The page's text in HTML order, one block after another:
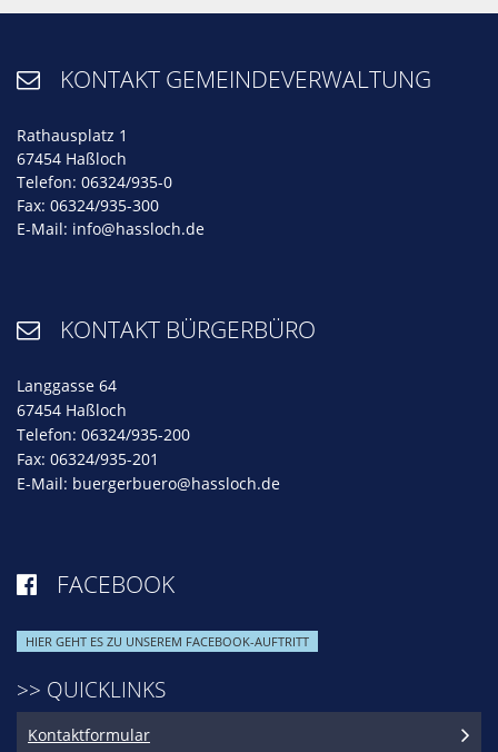
 KONTAKT GEMEINDEVERWALTUNG
Rathausplatz 1
67454 Haßloch
Telefon: 06324/935-0
Fax: 06324/935-300
E-Mail: info@hassloch.de
 KONTAKT BÜRGERBÜRO
Langgasse 64
67454 Haßloch
Telefon: 06324/935-200
Fax: 06324/935-201
E-Mail: buergerbuero@hassloch.de
 FACEBOOK
HIER GEHT ES ZU UNSEREM FACEBOOK-AUFTRITT
>> QUICKLINKS
Kontaktformular